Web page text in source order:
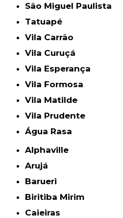
São Miguel Paulista
Tatuapé
Vila Carrão
Vila Curuçá
Vila Esperança
Vila Formosa
Vila Matilde
Vila Prudente
Água Rasa
Alphaville
Arujá
Barueri
Biritiba Mirim
Caieiras